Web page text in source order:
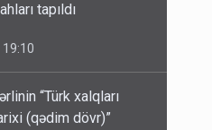
tapıldı
“Türk xalqları
(qədim dövr)”